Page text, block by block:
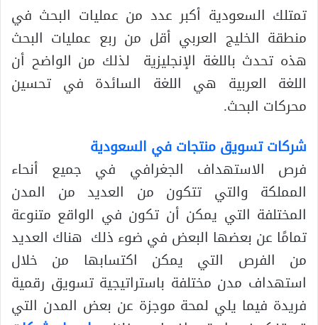
تمتلك السعودية أكبر عدد من عمليات البحث في
منطقة الخليج العربي أقل من ربع عمليات البحث
هذه تحدث باللغة الإنجليزية لذلك من الواضح أن
اللغة العربية هي اللغة السائدة في تحسين
محركات البحث.
شركات تسويق منتجات في السعودية
فرص الاستهداف الجغرافي في جميع أنحاء
المملكة والتي تتكون من العديد من المدن
المختلفة التي يمكن أن تكون في الواقع متنوعة
تمامًا عن بعضها البعض في ضوء ذلك هناك العديد
من الفرص التي يمكن اكتسابها من خلال
استهداف مدن مختلفة باستراتيجية تسويق رقمية
فريدة فيما يلي لمحة موجزة عن بعض المدن التي